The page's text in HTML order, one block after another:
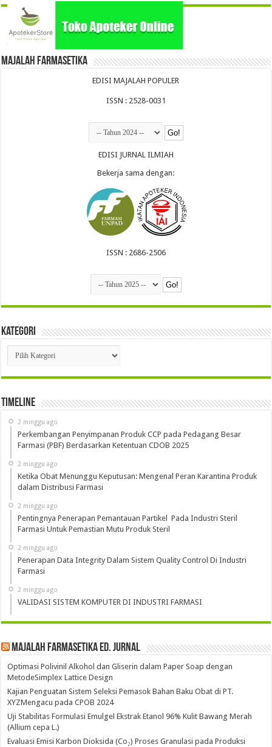
Majalah Farmasetika
EDISI MAJALAH POPULER
ISSN : 2528-0031
EDISI JURNAL ILMIAH
Bekerja sama dengan:
ISSN : 2686-2506
Kategori
Kategori
Timeline
2 minggu ago
Perkembangan Penyimpanan Produk CCP pada Pedagang Besar
Farmasi (PBF) Berdasarkan Ketentuan CDOB 2025
2 minggu ago
Ketika Obat Menunggu Keputusan: Mengenal Peran Karantina Produk
dalam Distribusi Farmasi
2 minggu ago
Pentingnya Penerapan Pemantauan Partikel Pada Industri Steril
Farmasi Untuk Pemastian Mutu Produk Steril
2 minggu ago
Penerapan Data Integrity Dalam Sistem Quality Control Di Industri
Farmasi
2 minggu ago
VALIDASI SISTEM KOMPUTER DI INDUSTRI FARMASI
Majalah Farmasetika Ed. Jurnal
Optimasi Polivinil Alkohol dan Gliserin dalam Paper Soap dengan
MetodeSimplex Lattice Design
Kajian Penguatan Sistem Seleksi Pemasok Bahan Baku Obat di PT.
XYZMengacu pada CPOB 2024
Uji Stabilitas Formulasi Emulgel Ekstrak Etanol 96% Kulit Bawang Merah
(Allium cepa L.)
Evaluasi Emisi Karbon Dioksida (Co₂) Proses Granulasi pada Produksi